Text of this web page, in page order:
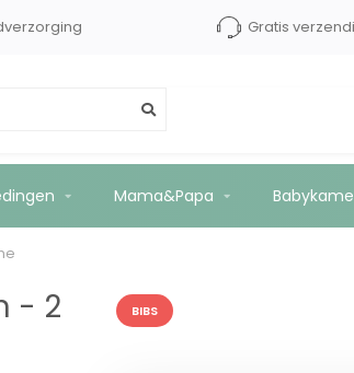
Gratis
Mama&Papa
/ Sunshine
- 2 BIBS